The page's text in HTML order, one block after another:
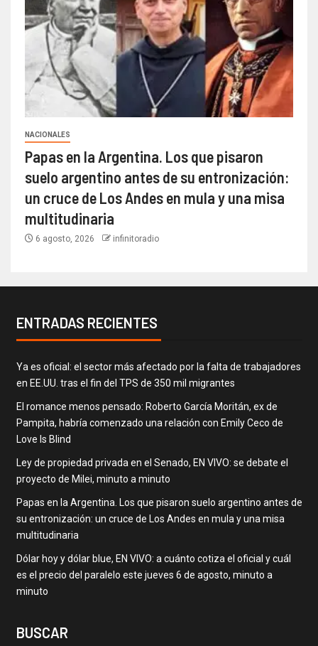
NACIONALES
Papas en la Argentina. Los que pisaron
suelo argentino antes de su entronización:
un cruce de Los Andes en mula y una misa
multitudinaria
6 agosto, 2026 infinitoradio
ENTRADAS RECIENTES
Ya es oficial: el sector más afectado por la falta de trabajadores
en EE.UU. tras el fin del TPS de 350 mil migrantes
El romance menos pensado: Roberto García Moritán, ex de
Pampita, habría comenzado una relación con Emily Ceco de
Love Is Blind
Ley de propiedad privada en el Senado, EN VIVO: se debate el
proyecto de Milei, minuto a minuto
Papas en la Argentina. Los que pisaron suelo argentino antes de
su entronización: un cruce de Los Andes en mula y una misa
multitudinaria
Dólar hoy y dólar blue, EN VIVO: a cuánto cotiza el oficial y cuál
es el precio del paralelo este jueves 6 de agosto, minuto a
minuto
BUSCAR